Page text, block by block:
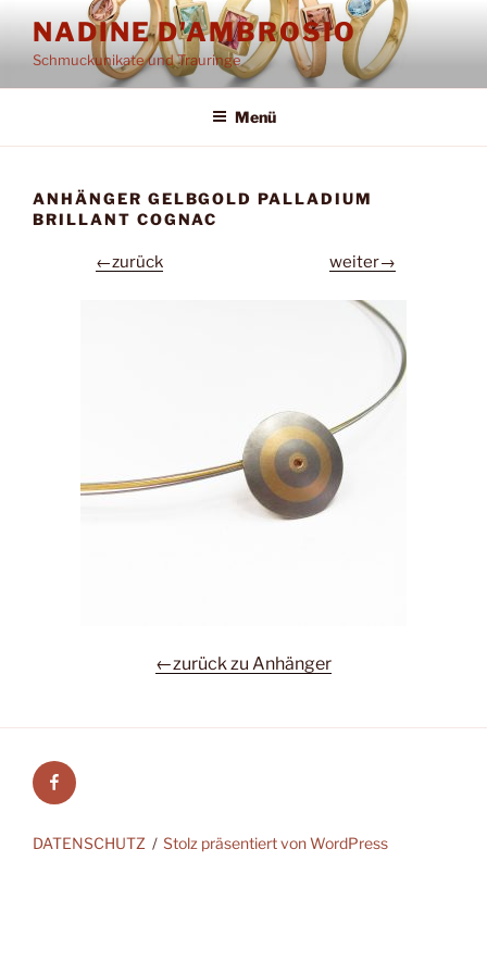
Inhalt
springen
NADINE D'AMBROSIO
Schmuckunikate und Trauringe
Menü
ANHÄNGER GELBGOLD PALLADIUM
BRILLANT COGNAC
←zurück weiter→
←zurück zu Anhänger
Facebook
DATENSCHUTZ Stolz präsentiert von WordPress